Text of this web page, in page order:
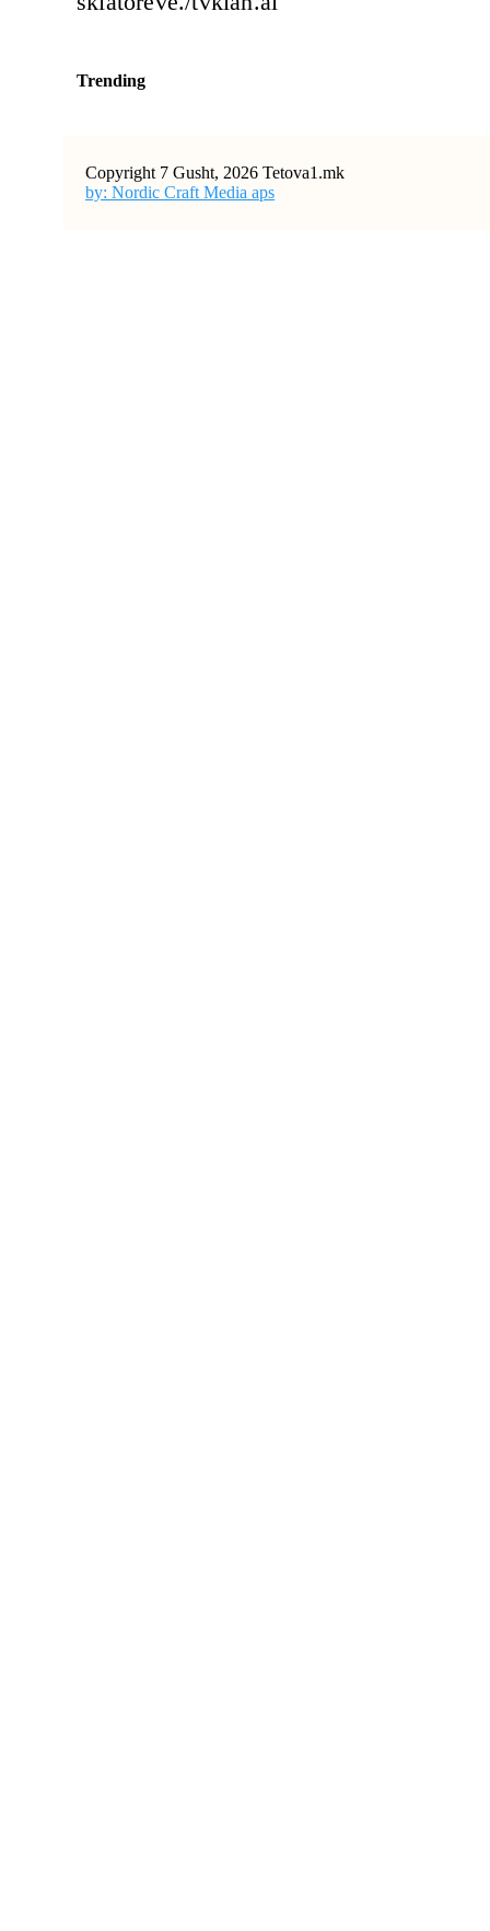
Trending
Copyright 7 Gusht, 2026 Tetova1.mk
by: Nordic Craft Media aps